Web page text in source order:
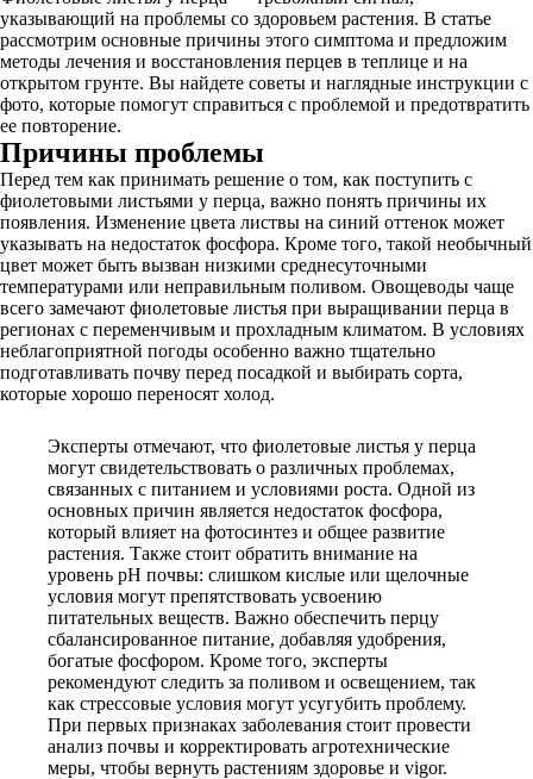
указывающий на проблемы со здоровьем растения. В статье
рассмотрим основные причины этого симптома и предложим
методы лечения и восстановления перцев в теплице и на
открытом грунте. Вы найдете советы и наглядные инструкции с
фото, которые помогут справиться с проблемой и предотвратить
ее повторение.
Причины проблемы
Перед тем как принимать решение о том, как поступить с
фиолетовыми листьями у перца, важно понять причины их
появления. Изменение цвета листвы на синий оттенок может
указывать на недостаток фосфора. Кроме того, такой необычный
цвет может быть вызван низкими среднесуточными
температурами или неправильным поливом. Овощеводы чаще
всего замечают фиолетовые листья при выращивании перца в
регионах с переменчивым и прохладным климатом. В условиях
неблагоприятной погоды особенно важно тщательно
подготавливать почву перед посадкой и выбирать сорта,
которые хорошо переносят холод.
Эксперты отмечают, что фиолетовые листья у перца
могут свидетельствовать о различных проблемах,
связанных с питанием и условиями роста. Одной из
основных причин является недостаток фосфора,
который влияет на фотосинтез и общее развитие
растения. Также стоит обратить внимание на
уровень pH почвы: слишком кислые или щелочные
условия могут препятствовать усвоению
питательных веществ. Важно обеспечить перцу
сбалансированное питание, добавляя удобрения,
богатые фосфором. Кроме того, эксперты
рекомендуют следить за поливом и освещением, так
как стрессовые условия могут усугубить проблему.
При первых признаках заболевания стоит провести
анализ почвы и корректировать агротехнические
меры, чтобы вернуть растениям здоровье и vigor.